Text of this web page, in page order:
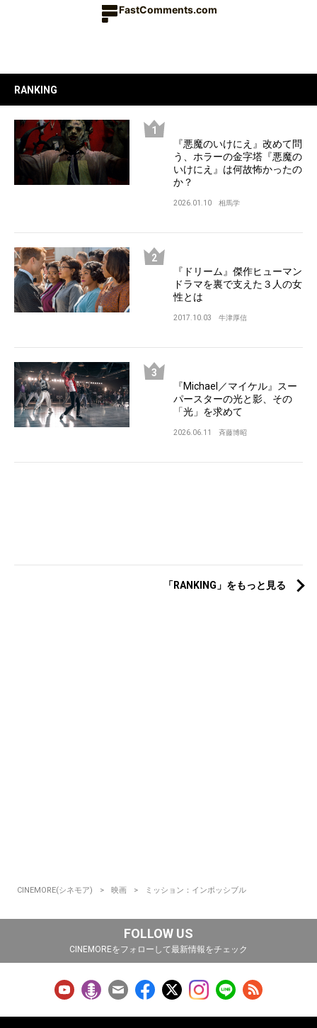
FastComments.com
RANKING
『悪魔のいけにえ』改めて問
う、ホラーの金字塔『悪魔の
いけにえ』は何故怖かったの
か？
2026.01.10 相馬学
『ドリーム』傑作ヒューマン
ドラマを裏で支えた３人の女
性とは
2017.10.03 牛津厚信
『Michael／マイケル』スー
パースターの光と影、その
「光」を求めて
2026.06.11 斉藤博昭
「RANKING」をもっと見る
CINEMORE(シネモア) 映画 ミッション：インポッシブル
FOLLOW US
CINEMOREをフォローして最新情報をチェック